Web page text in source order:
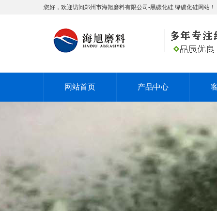
您好，欢迎访问郑州市海旭磨料有限公司-黑碳化硅 绿碳化硅网站！
网站首页 产品中心